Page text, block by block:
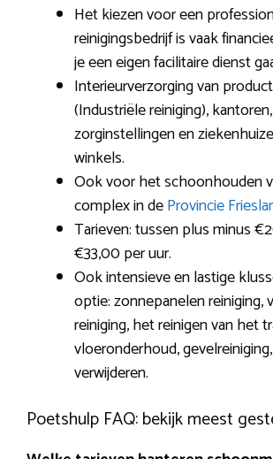
Het kiezen voor een
reinigingsbedrijf is vaak
je een eigen facilitaire dienst
Interieurverzorging van
(Industriële reiniging), kantoren,
zorginstellingen en
winkels.
Ook voor het schoonhouden
complex in deProvincie
Tarieven: tussen plus minus
€33,00 per uur.
Ook intensieve en lastige
optie: zonnepanelen reiniging,
reiniging, het reinigen van het
vloeronderhoud,
verwijderen.
Poetshulp FAQ: bekijk meest